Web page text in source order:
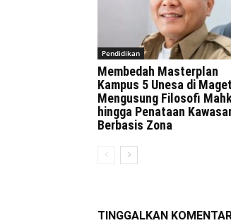
Pendidikan
Membedah Masterplan
Kampus 5 Unesa di
Mengusung Filosofi
hingga Penataan
Berbasis Zona
TINGGALKAN